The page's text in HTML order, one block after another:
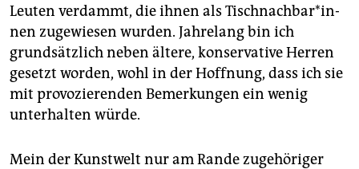
Leuten verdammt, die ihnen als Tisch­nach­ba­r*in­
nen zugewiesen wurden. Jahrelang bin ich
grundsätzlich neben ältere, konservative Herren
gesetzt worden, wohl in der Hoffnung, dass ich sie
mit provozierenden Bemerkungen ein wenig
unterhalten würde.
Mein der Kunstwelt nur am Rande zugehöriger